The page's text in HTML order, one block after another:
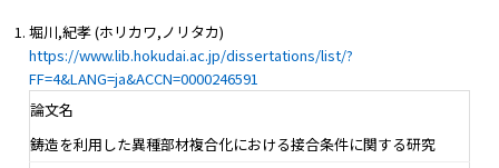
堀川,紀孝 (ホリカワ,ノリタカ)
https://www.lib.hokudai.ac.jp/dissertations/list/?
FF=4&LANG=ja&ACCN=0000246591
論文名
鋳造を利用した異種部材複合化における接合条件に関する研究